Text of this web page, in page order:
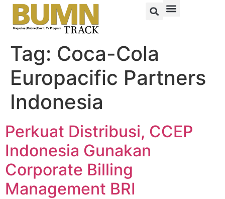
Tag: Coca-Cola
Europacific Partners
Indonesia
Perkuat Distribusi, CCEP
Indonesia Gunakan
Corporate Billing
Management BRI